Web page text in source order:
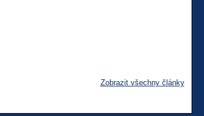
Zobrazit všechny články